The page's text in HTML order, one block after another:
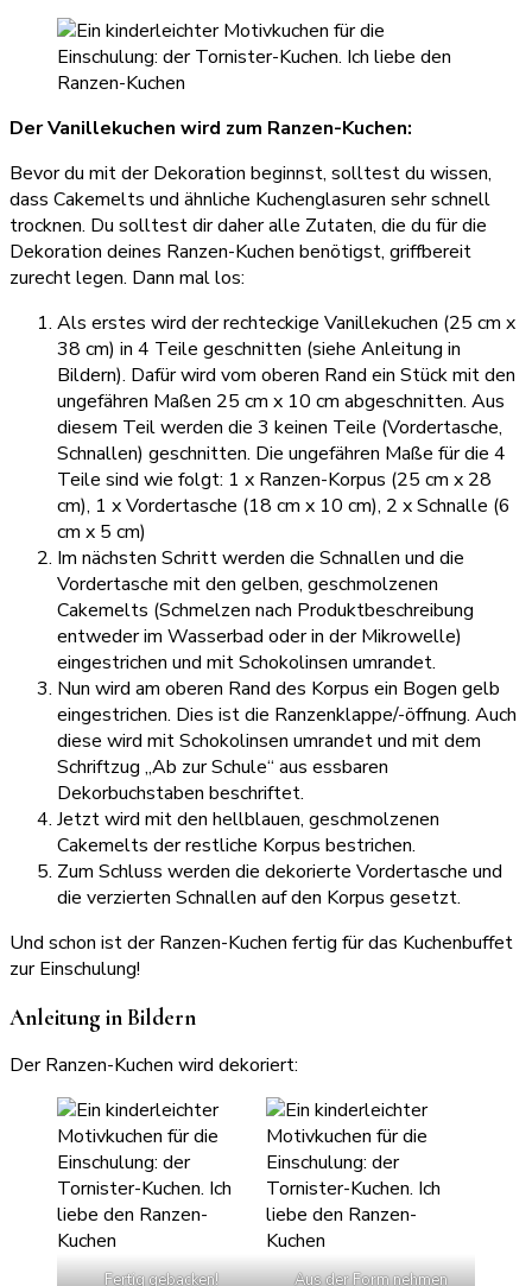
Der Vanillekuchen wird zum Ranzen-Kuchen:
Bevor du mit der Dekoration beginnst, solltest du wissen,
dass Cakemelts und ähnliche Kuchenglasuren sehr schnell
trocknen. Du solltest dir daher alle Zutaten, die du für die
Dekoration deines Ranzen-Kuchen benötigst, griffbereit
zurecht legen. Dann mal los:
Als erstes wird der rechteckige Vanillekuchen (25 cm x
38 cm) in 4 Teile geschnitten (siehe Anleitung in
Bildern). Dafür wird vom oberen Rand ein Stück mit den
ungefähren Maßen 25 cm x 10 cm abgeschnitten. Aus
diesem Teil werden die 3 keinen Teile (Vordertasche,
Schnallen) geschnitten. Die ungefähren Maße für die 4
Teile sind wie folgt: 1 x Ranzen-Korpus (25 cm x 28
cm), 1 x Vordertasche (18 cm x 10 cm), 2 x Schnalle (6
cm x 5 cm)
Im nächsten Schritt werden die Schnallen und die
Vordertasche mit den gelben, geschmolzenen
Cakemelts (Schmelzen nach Produktbeschreibung
entweder im Wasserbad oder in der Mikrowelle)
eingestrichen und mit Schokolinsen umrandet.
Nun wird am oberen Rand des Korpus ein Bogen gelb
eingestrichen. Dies ist die Ranzenklappe/-öffnung. Auch
diese wird mit Schokolinsen umrandet und mit dem
Schriftzug „Ab zur Schule“ aus essbaren
Dekorbuchstaben beschriftet.
Jetzt wird mit den hellblauen, geschmolzenen
Cakemelts der restliche Korpus bestrichen.
Zum Schluss werden die dekorierte Vordertasche und
die verzierten Schnallen auf den Korpus gesetzt.
Und schon ist der Ranzen-Kuchen fertig für das Kuchenbuffet
zur Einschulung!
Anleitung in Bildern
Der Ranzen-Kuchen wird dekoriert:
Fertig gebacken! Aus der Form nehmen